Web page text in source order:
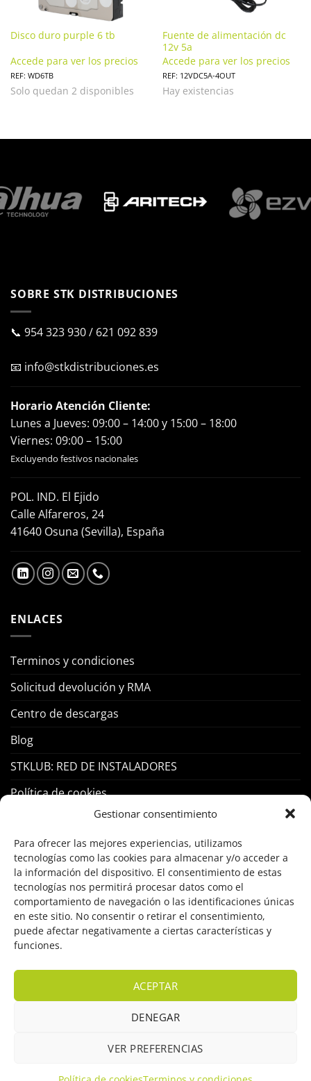
Gestionar consentimiento
Para ofrecer las mejores experiencias, utilizamos
tecnologías como las cookies para almacenar y/o acceder a
la información del dispositivo. El consentimiento de estas
tecnologías nos permitirá procesar datos como el
comportamiento de navegación o las identificaciones únicas
en este sitio. No consentir o retirar el consentimiento,
puede afectar negativamente a ciertas características y
funciones.
ACEPTAR
DENEGAR
VER PREFERENCIAS
Disco duro purple 6 tb
Accede para ver los precios
REF: WD6TB
Solo quedan 2 disponibles
Fuente de alimentación dc
12v 5a
Accede para ver los precios
REF: 12VDC5A-4OUT
Hay existencias
SOBRE STK DISTRIBUCIONES
📞 954 323 930/ 621 092 839
📧 info@stkdistribuciones.es
Horario Atención Cliente:
Lunes a Jueves: 09:00 – 14:00 y 15:00 – 18:00
Viernes: 09:00 – 15:00
Excluyendo festivos nacionales
POL. IND. El Ejido
Calle Alfareros, 24
41640 Osuna (Sevilla), España
ENLACES
Terminos y condiciones
Solicitud devolución y RMA
Centro de descargas
Blog
STKLUB: RED DE INSTALADORES
Política de cookies
Control Acceso
Hogar Inteligente
Incendio
Intrusión
OFERTAS